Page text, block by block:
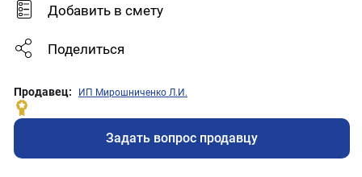
Добавить в смету
Поделиться
Продавец: ИП Мирошниченко Л.И.
Задать вопрос продавцу